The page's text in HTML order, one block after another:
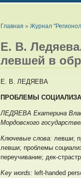
ВЫ ЗДЕСЬ
Главная » Журнал
Е. В.
левшей в
Е. В. ЛЕДЯЕВА
ПРОБЛЕМЫ
ЛЕДЯЕВА Екатерина
Мордовского
Ключевые слова: левши;
левши; проблемы
переучивание; дек-
Key words: left-handed